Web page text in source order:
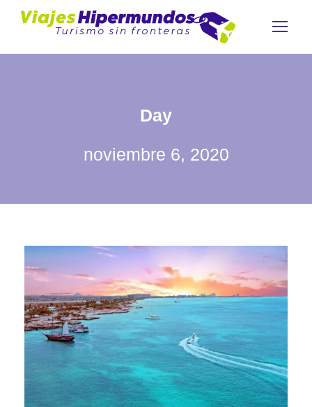
Day
noviembre 6, 2020